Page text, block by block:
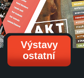
Výstavy
ostatní